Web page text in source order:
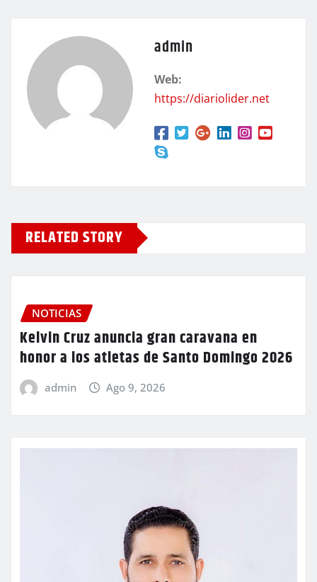
admin
Web:
https://diariolider.net
RELATED STORY
NOTICIAS
Kelvin Cruz anuncia gran caravana en
honor a los atletas de Santo Domingo 2026
admin Ago 9, 2026